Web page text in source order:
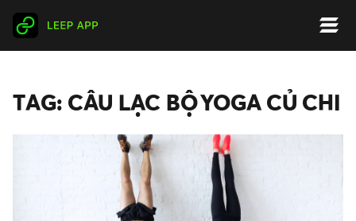
TAG: CÂU LẠC BỘ YOGA CỦ CHI